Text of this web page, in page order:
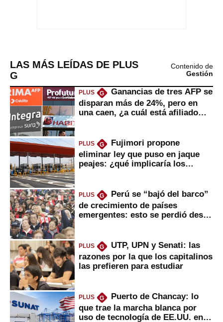
LAS MÁS LEÍDAS DE PLUS
G
Contenido de
Gestión
PLUS G
Ganancias de tres AFP se
disparan más de 24%, pero en
una caen, ¿a cuál está afiliado
PLUS G
Fujimori propone
eliminar ley que puso en jaque
peajes: ¿qué implicaría los
PLUS G
Perú se “bajó del barco”
de crecimiento de países
emergentes: esto se perdió desde
PLUS G
UTP, UPN y Senati: las
razones por la que los capitalinos
las prefieren para estudiar
PLUS G
Puerto de Chancay: lo
que trae la marcha blanca por
uso de tecnología de EE.UU. en